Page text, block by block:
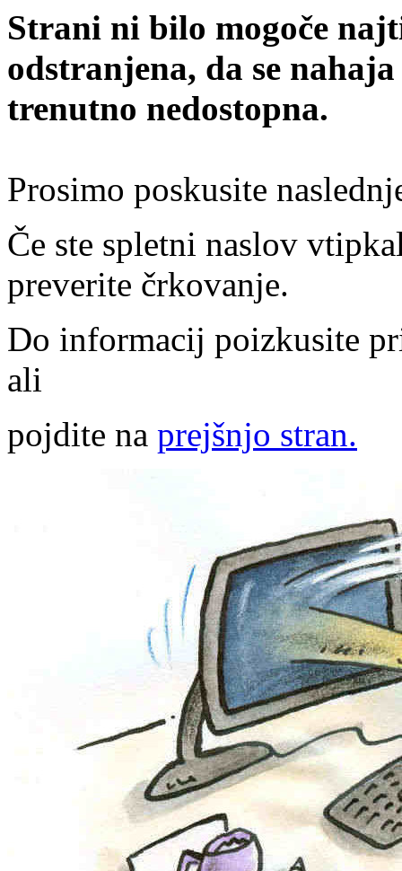
Strani ni bilo mogoče
odstranjena, da se
trenutno nedostopna.
Prosimo poskusite
Če ste spletni naslov
preverite črkovanje.
Do informacij poizkusite
ali
pojdite na prejšnjo stran.